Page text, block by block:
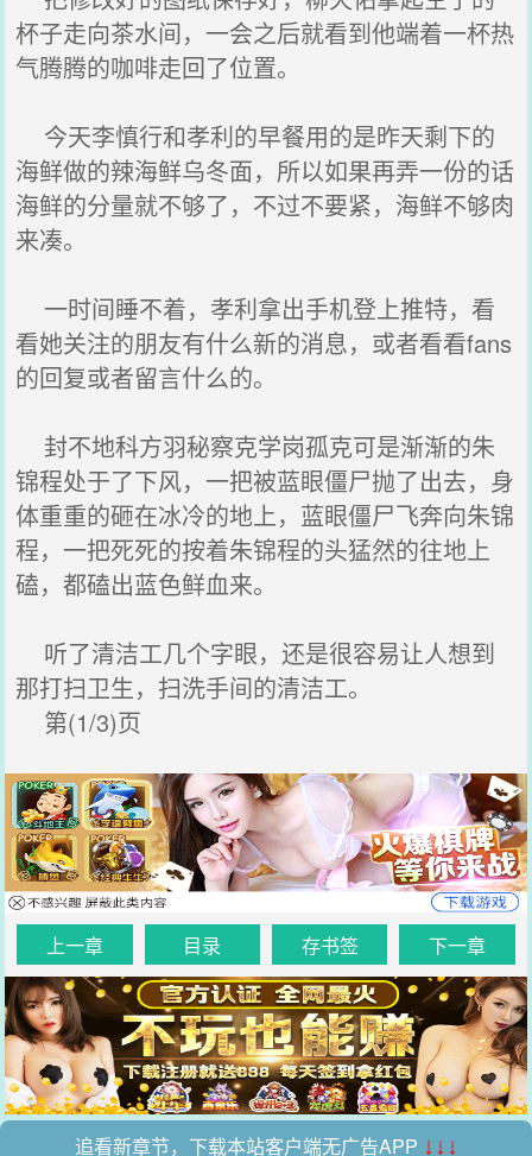
杯子走向茶水间，一会之后就看到他端着一杯热
气腾腾的咖啡走回了位置。
今天李慎行和孝利的早餐用的是昨天剩下的
海鲜做的辣海鲜乌冬面，所以如果再弄一份的话
海鲜的分量就不够了，不过不要紧，海鲜不够肉
来凑。
一时间睡不着，孝利拿出手机登上推特，看
看她关注的朋友有什么新的消息，或者看看fans
的回复或者留言什么的。
封不地科方羽秘察克学岗孤克可是渐渐的朱
锦程处于了下风，一把被蓝眼僵尸抛了出去，身
体重重的砸在冰冷的地上，蓝眼僵尸飞奔向朱锦
程，一把死死的按着朱锦程的头猛然的往地上
磕，都磕出蓝色鲜血来。
听了清洁工几个字眼，还是很容易让人想到
那打扫卫生，扫洗手间的清洁工。
第(1/3)页
上一章 目录 存书签 下一章
追看新章节，下载本站客户端无广告APP ↓↓↓